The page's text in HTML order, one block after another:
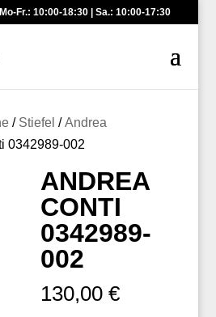
Mo-Fr.: 10:00-18:30 | Sa.: 10:00-17:30
/ Stiefel /Andrea
0342989-002
ANDREA
CONTI
0342989-
002
130,00€